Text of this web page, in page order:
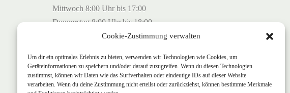
Cookie-Zustimmung verwalten
Um dir ein optimales Erlebnis zu bieten, verwenden wir Technologien wie Cookies, um
Geräteinformationen zu speichern und/oder darauf zuzugreifen. Wenn du diesen Technologien
zustimmst, können wir Daten wie das Surfverhalten oder eindeutige IDs auf dieser Website
verarbeiten. Wenn du deine Zustimmung nicht erteilst oder zurückziehst, können bestimmte Merkmale
Mittwoch 8:00 Uhr bis 17:00
Donnerstag 8:00 Uhr bis 18:00
Freitag 8:00 Uhr bis 14:30